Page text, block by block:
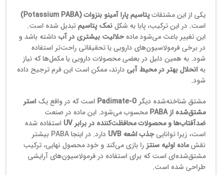
یکی از این مشتقاتپتاسیم پارا آمینو بنزوات (Potassium PABA)
است. در این ترکیب، پابا به شکلنمک پتاسیمتبدیل شده است.
این تغییر باعث می‌شود ماده حلالیت بیشتری در آب داشته باشد و
در برخی فرمولاسیون‌های دارویی یا تحقیقاتی راحت‌تر استفاده
شود. به همین دلیل در بعضی محصولات دارویی یا مکمل‌ها که نیاز
به انحلال بهتر در محیط آبی دارند، ممکن است این فرم ترجیح داده
شود.
مشتق شناخته‌شده دیگر Padimate‑O است که در واقع یک استر
مشتق‌شده از PABA
محسوب می‌شود. این ماده در صنعت
ضدآفتاب‌ها و محصولات محافظت‌کننده در برابر UV
استفاده شده
است، زیرا تواناییجذب اشعه UVB
دارد. در اینجا PABA بیشتر
نقشماده اولیه سنتز را بازی می‌کند و خود محصول نهایی، ترکیب
مشتق‌شده‌ای است که برای استفاده در فرمولاسیون‌های آرایشی
طراحی شده است.